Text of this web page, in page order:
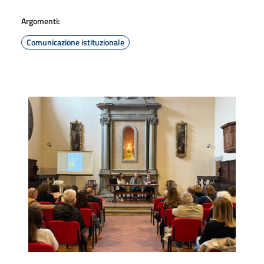
Argomenti:
Comunicazione istituzionale